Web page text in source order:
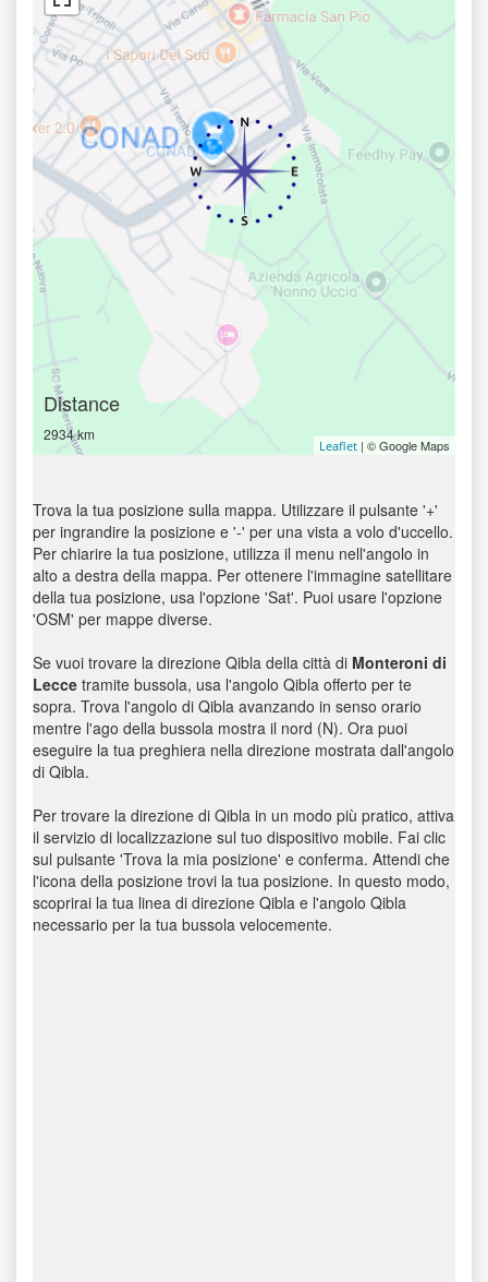
Distance
2934 km
Leaflet | © Google Maps
Trova la tua posizione sulla mappa. Utilizzare il pulsante '+'
per ingrandire la posizione e '-' per una vista a volo d'uccello.
Per chiarire la tua posizione, utilizza il menu nell'angolo in
alto a destra della mappa. Per ottenere l'immagine satellitare
della tua posizione, usa l'opzione 'Sat'. Puoi usare l'opzione
'OSM' per mappe diverse.
Se vuoi trovare la direzione Qibla della città di Monteroni di
Lecce tramite bussola, usa l'angolo Qibla offerto per te
sopra. Trova l'angolo di Qibla avanzando in senso orario
mentre l'ago della bussola mostra il nord (N). Ora puoi
eseguire la tua preghiera nella direzione mostrata dall'angolo
di Qibla.
Per trovare la direzione di Qibla in un modo più pratico, attiva
il servizio di localizzazione sul tuo dispositivo mobile. Fai clic
sul pulsante 'Trova la mia posizione' e conferma. Attendi che
l'icona della posizione trovi la tua posizione. In questo modo,
scoprirai la tua linea di direzione Qibla e l'angolo Qibla
necessario per la tua bussola velocemente.